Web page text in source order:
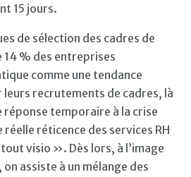
15 jours.
de sélection des cadres de
% des entreprises
comme une tendance
leurs recrutements de cadres, là
réponse temporaire à la crise
réticence des services RH
visio ». Dès lors, à l’image
assiste à un mélange des